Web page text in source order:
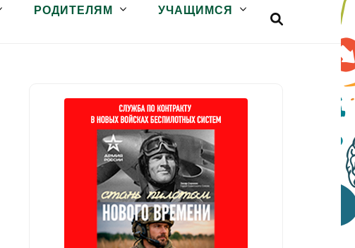
РОДИТЕЛЯМ
УЧАЩИМСЯ